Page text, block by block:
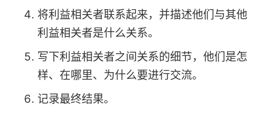
将利益相关者联系起来，并描述他们与其他
利益相关者是什么关系。
写下利益相关者之间关系的细节，他们是怎
样、在哪里、为什么要进行交流。
记录最终结果。